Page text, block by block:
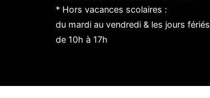
* Hors vacances scolaires :
du mardi au vendredi & les jours fériés
de 10h à 17h